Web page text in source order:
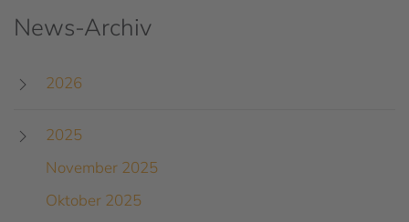
News-Archiv
2026
2025
November 2025
Oktober 2025